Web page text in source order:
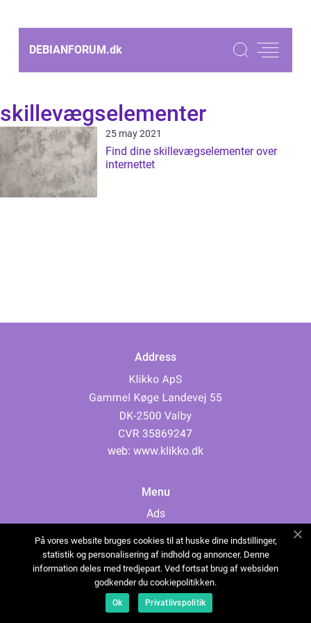
DEBIANFORUM.dk
skillevægselementer
25 may 2021
Find dine skillevægselementer over
internettet
Address
web: www.klikko.dk
Menu
Ads
Cookies
Contact
Sitemap
På vores website bruges cookies til at huske dine indstillinger,
statistik og personalisering af indhold og annoncer. Denne
information deles med tredjepart. Ved fortsat brug af websiden
godkender du cookiepolitikken.
Ok Privatlivspolitik